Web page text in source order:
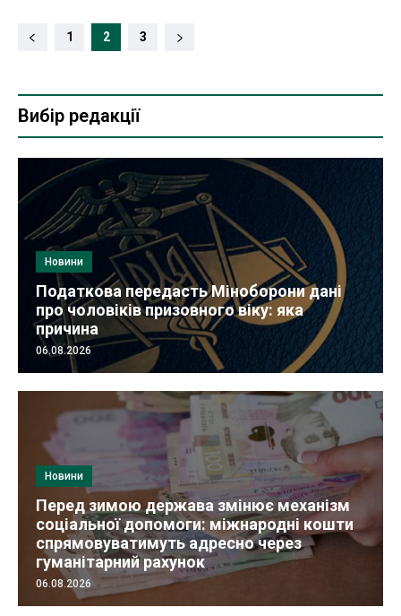
1 2 3
Вибір редакції
Новини
Податкова передасть Міноборони дані
про чоловіків призовного віку: яка
причина
06.08.2026
Новини
Перед зимою держава змінює механізм
соціальної допомоги: міжнародні кошти
спрямовуватимуть адресно через
гуманітарний рахунок
06.08.2026